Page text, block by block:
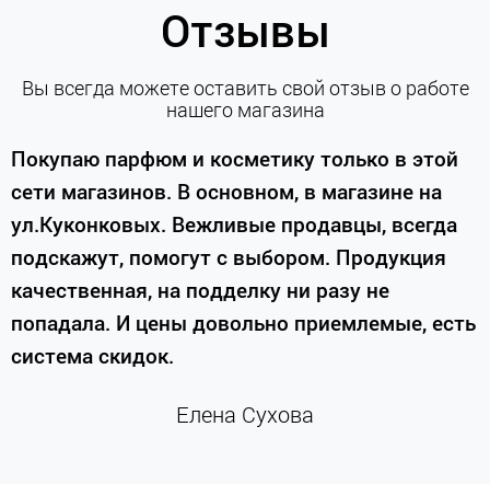
Отзывы
Вы всегда можете оставить свой отзыв о работе
нашего магазина
Покупаю парфюм и косметику только в этой
сети магазинов. В основном, в магазине на
ул.Куконковых. Вежливые продавцы, всегда
подскажут, помогут с выбором. Продукция
качественная, на подделку ни разу не
попадала. И цены довольно приемлемые, есть
система скидок.
Елена Сухова